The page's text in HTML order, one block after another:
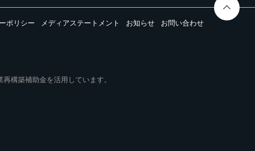
ポリシー メディアステートメント お知らせ お問い合わせ
構築補助金を活用しています。